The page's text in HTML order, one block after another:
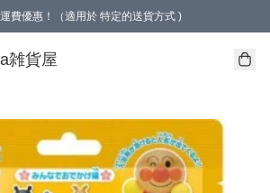
費優惠！（適用於 特定的送貨方式 )
雑貨屋